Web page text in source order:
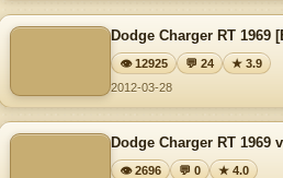
Dodge Charger RT 1969
👁 12925 💬 24
★ 3.9
2012-03-28
Dodge Charger RT 1969
👁 2696 💬 0
★ 4.0